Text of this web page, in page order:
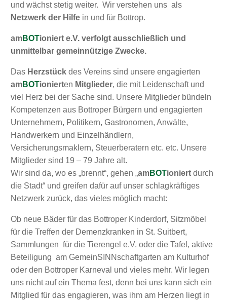
und wächst stetig weiter. Wir verstehen uns als
Netzwerk der Hilfe in und für Bottrop.
amBOTioniert e.V. verfolgt ausschließlich und
unmittelbar gemeinnützige Zwecke.
Das Herzstück des Vereins sind unsere engagierten
amBOTionierten Mitglieder, die mit Leidenschaft und
viel Herz bei der Sache sind. Unsere Mitglieder bündeln
Kompetenzen aus Bottroper Bürgern und engagierten
Unternehmern, Politikern, Gastronomen, Anwälte,
Handwerkern und Einzelhändlern,
Versicherungsmaklern, Steuerberatern etc. etc. Unsere
Mitglieder sind 19 – 79 Jahre alt.
Wir sind da, wo es „brennt“, gehen „amBOTioniert durch
die Stadt“ und greifen dafür auf unser schlagkräftiges
Netzwerk zurück, das vieles möglich macht:
Ob neue Bäder für das Bottroper Kinderdorf, Sitzmöbel
für die Treffen der Demenzkranken in St. Suitbert,
Sammlungen für die Tierengel e.V. oder die Tafel, aktive
Beteiligung am GemeinSINNschaftgarten am Kulturhof
oder den Bottroper Karneval und vieles mehr. Wir legen
uns nicht auf ein Thema fest, denn bei uns kann sich ein
Mitglied für das engagieren, was ihm am Herzen liegt in